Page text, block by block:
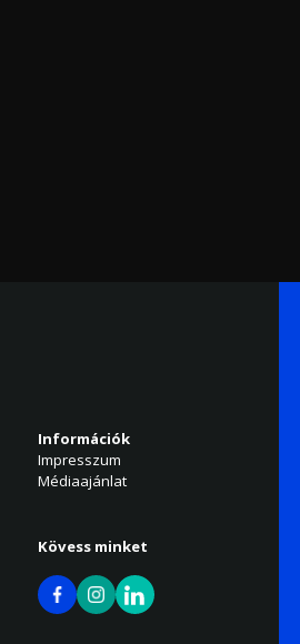
Információk
Impresszum
Médiaajánlat
Kövess minket